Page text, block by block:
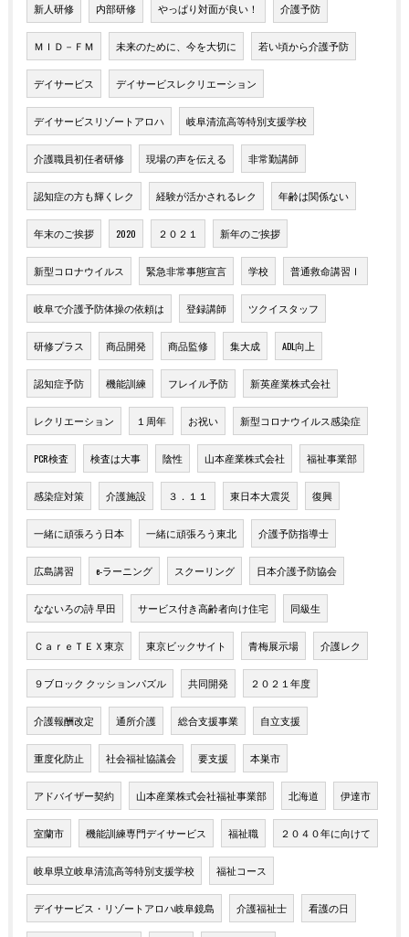
新人研修 内部研修 やっぱり対面が良い！ 介護予防
ＭＩＤ－ＦＭ 未来のために、今を大切に 若い頃から介護予防
デイサービス デイサービスレクリエーション
デイサービスリゾートアロハ 岐阜清流高等特別支援学校
介護職員初任者研修 現場の声を伝える 非常勤講師
認知症の方も輝くレク 経験が活かされるレク 年齢は関係ない
年末のご挨拶 2020 ２０２１ 新年のご挨拶
新型コロナウイルス 緊急非常事態宣言 学校 普通救命講習Ⅰ
岐阜で介護予防体操の依頼は 登録講師 ツクイスタッフ
研修プラス 商品開発 商品監修 集大成 ADL向上
認知症予防 機能訓練 フレイル予防 新英産業株式会社
レクリエーション １周年 お祝い 新型コロナウイルス感染症
PCR検査 検査は大事 陰性 山本産業株式会社 福祉事業部
感染症対策 介護施設 ３．１１ 東日本大震災 復興
一緒に頑張ろう日本 一緒に頑張ろう東北 介護予防指導士
広島講習 e-ラーニング スクーリング 日本介護予防協会
なないろの詩 早田 サービス付き高齢者向け住宅 同級生
ＣａｒｅＴＥＸ東京 東京ビックサイト 青梅展示場 介護レク
９ブロック クッションパズル 共同開発 ２０２１年度
介護報酬改定 通所介護 総合支援事業 自立支援
重度化防止 社会福祉協議会 要支援 本巣市
アドバイザー契約 山本産業株式会社福祉事業部 北海道 伊達市
室蘭市 機能訓練専門デイサービス 福祉職 ２０４０年に向けて
岐阜県立岐阜清流高等特別支援学校 福祉コース
デイサービス・リゾートアロハ岐阜鏡島 介護福祉士 看護の日